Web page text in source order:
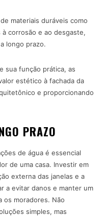
materiais duráveis ​​como
corrosão e ao desgaste,
longo prazo.
sua função prática, as
estético à fachada da
e proporcionando
PRAZO
de água é essencial
de uma casa. Investir em
externa das janelas e a
a evitar danos e manter um
os moradores. Não
simples, mas